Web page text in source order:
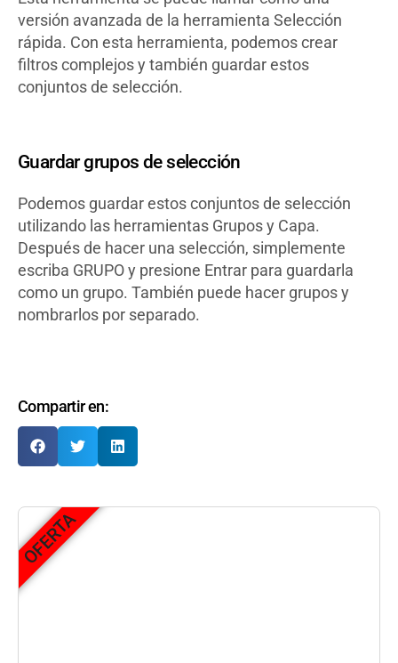
versión avanzada de la herramienta Selección
rápida. Con esta herramienta, podemos crear
filtros complejos y también guardar estos
conjuntos de selección.
Guardar grupos de selección
Podemos guardar estos conjuntos de selección
utilizando las herramientas Grupos y Capa.
Después de hacer una selección, simplemente
escriba GRUPO y presione Entrar para guardarla
como un grupo. También puede hacer grupos y
nombrarlos por separado.
Compartir en:
OFERTA